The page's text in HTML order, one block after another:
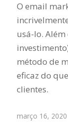
O email
usá-lo.
método de
eficaz do
clientes.
março 16, 2020